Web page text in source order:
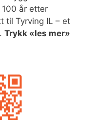
år etter
til Tyrving IL – et
Trykk «les mer»